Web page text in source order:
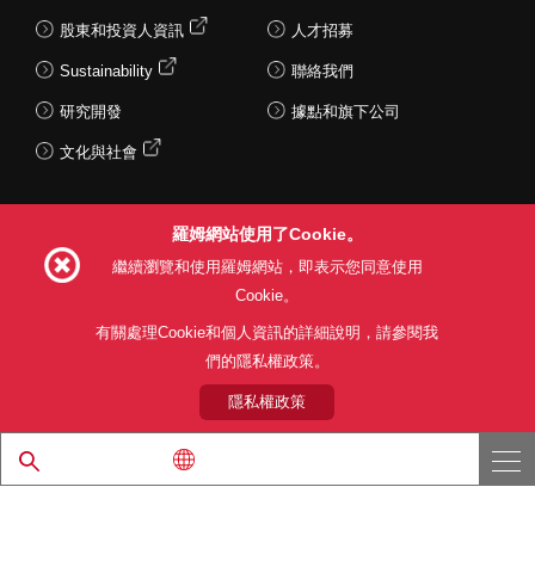
股東和投資人資訊
Sustainability
研究開發
文化與社會
人才招募
聯絡我們
據點和旗下公司
利用目的 隱私權政策
關於本公司產品銷售之標準條款(PDF)
© 1997 - 2026 ROHM CO., LTD. ALL RIGHTS RESERVED.
羅姆網站使用了Cookie。
繼續瀏覽和使用羅姆網站，即表示您同意使用
Cookie。
有關處理Cookie和個人資訊的詳細說明，請參閱我
們的隱私權政策。
隱私權政策